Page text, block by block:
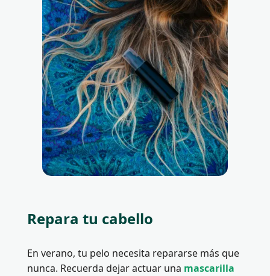
Repara tu cabello
En verano, tu pelo necesita repararse más que
nunca. Recuerda dejar actuar una mascarilla